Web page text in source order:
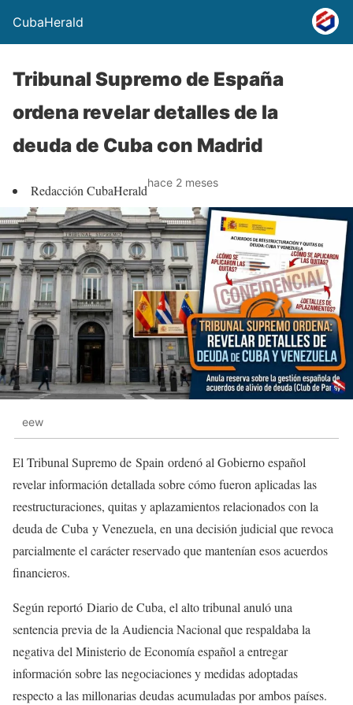
CubaHerald
Tribunal Supremo de España
ordena revelar detalles de la
deuda de Cuba con Madrid
Redacción CubaHeraldhace 2 meses
eew
El Tribunal Supremo de Spain ordenó al Gobierno español
revelar información detallada sobre cómo fueron aplicadas las
reestructuraciones, quitas y aplazamientos relacionados con la
deuda de Cuba y Venezuela, en una decisión judicial que revoca
parcialmente el carácter reservado que mantenían esos acuerdos
financieros.
Según reportó Diario de Cuba, el alto tribunal anuló una
sentencia previa de la Audiencia Nacional que respaldaba la
negativa del Ministerio de Economía español a entregar
información sobre las negociaciones y medidas adoptadas
respecto a las millonarias deudas acumuladas por ambos países.